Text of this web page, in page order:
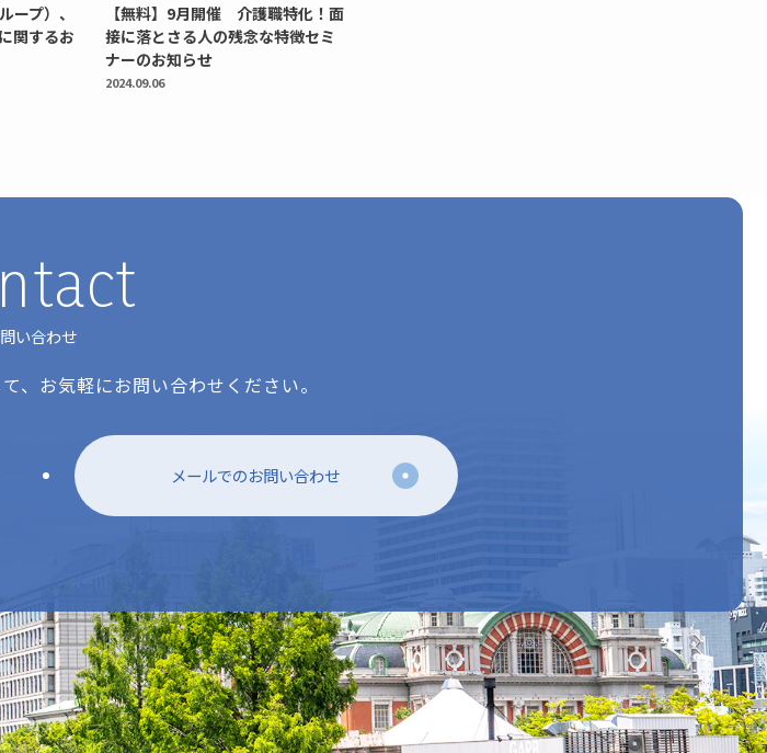
ープ）、
関するお
【無料】9月開催 介護職特化！面
接に落とさる人の残念な特徴セミ
ナーのお知らせ
2024.09.06
い合わせ
、お気軽にお問い合わせください。
メールでのお問い合わせ